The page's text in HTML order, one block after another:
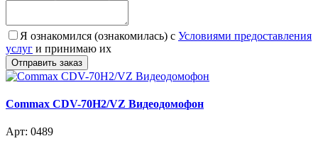
Я ознакомился (ознакомилась) с Условиями предоставления
услуг и принимаю их
Commax CDV-70H2/VZ Видеодомофон
Арт: 0489